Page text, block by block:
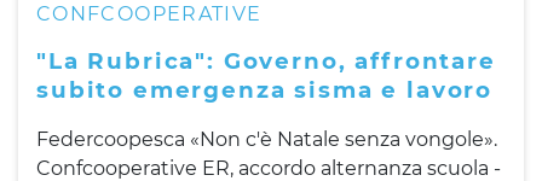
CONFCOOPERATIVE
"La Rubrica": Governo, affrontare
subito emergenza sisma e lavoro
Federcoopesca «Non c'è Natale senza vongole».
Confcooperative ER, accordo alternanza scuola -